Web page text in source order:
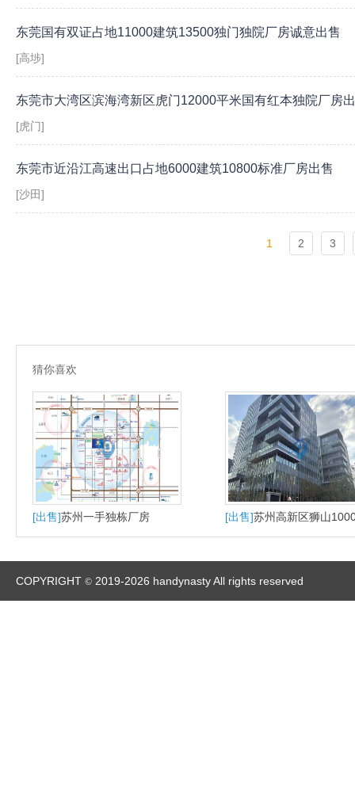
东莞国有双证占地11000建筑13500独门独院厂房诚意出售
[高埗]
东莞市大湾区滨海湾新区虎门12000平米国有红本独院厂房
[虎门]
东莞市近沿江高速出口占地6000建筑10800标准厂房出售
[沙田]
1 2 3
猜你喜欢
[出售]苏州一手独栋厂房 [出售]苏州高新区狮山
大平层户型适合研发办公
产
COPYRIGHT © 2019-2026 handynasty All rights reserved